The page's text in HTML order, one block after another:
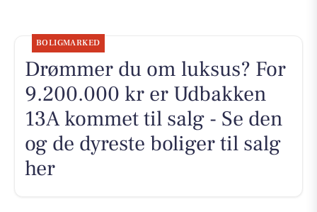
BOLIGMARKED
Drømmer du om luksus? For
9.200.000 kr er Udbakken
13A kommet til salg - Se den
og de dyreste boliger til salg
her